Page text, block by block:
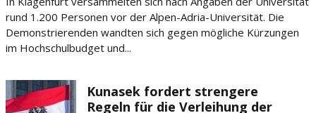
rund 1.200 Personen vor der Alpen-Adria-Universität. Die
Demonstrierenden wandten sich gegen mögliche Kürzungen
im Hochschulbudget und...
Kunasek fordert strengere
Regeln für die Verleihung der